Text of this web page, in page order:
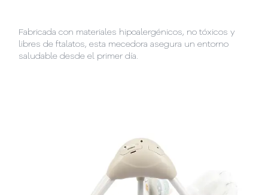
Fabricada con materiales hipoalergénicos, no tóxicos y
libres de ftalatos, esta mecedora asegura un entorno
saludable desde el primer día.